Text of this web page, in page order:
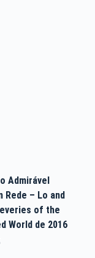
Admirável
Rede – Lo and
of the
World de 2016